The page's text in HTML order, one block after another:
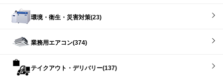
環境・衛生・災害対策(23)
業務用エアコン(374)
テイクアウト・デリバリー(137)